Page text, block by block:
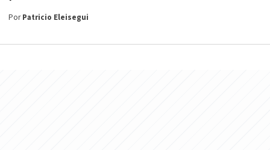
PorPatricio Eleisegui